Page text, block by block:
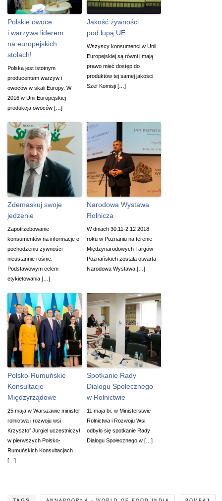
Polskie owoce
i warzywa liderem
na europejskich
stołach!
Polska jest istotnym
producentem warzyw i
owoców w skali Europy. W
2016 w Unii Europejskiej
produkcja owoców […]
Jakość żywności
pod lupą UE
Wszyscy konsumenci w Unii
Europejskiej są równi i mają
prawo mieć dostęp do
produktów tej samej jakości.
Szef Komisji […]
Zdemaskuj swoje
jedzenie
Zapotrzebowanie
konsumentów na informacje o
pochodzeniu żywności
nieustannie rośnie.
Podstawowym celem
etykietowania […]
Narodowa Wystawa
Rolnicza
W dniach 30.11-2.12 2018
roku w Poznaniu na terenie
Międzynarodowych Targów
Poznańskich została otwarta
Narodowa Wystawa […]
Polsko-Rumuńskie
Konsultacje
Międzyrządowe
25 maja w Warszawie minister
rolnictwa i rozwoju wsi
Krzysztof Jurgiel uczestniczył
w pierwszych Polsko-
Rumuńskich Konsultacjach
[…]
Spotkanie Rady
Dialogu Społecznego
w Rolnictwie
11 maja br. w Ministerstwie
Rolnictwa i Rozwoju Wsi,
odbyło się spotkanie Rady
Dialogu Społecznego w […]